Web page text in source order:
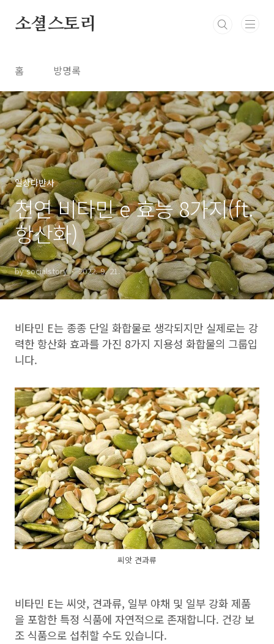
소셜스토리
홈 방명록
일상다반사
천연 비타민 e 효능 8가지(ft.
항산화)
by socialstory 2022. 9. 21.
비타민 E는 종종 단일 화합물로 생각되지만 실제로는 강
력한 항산화 효과를 가진 8가지 지용성 화합물의 그룹입
니다.
씨앗 견과류
비타민 E는 씨앗, 견과류, 일부 야채 및 일부 강화 제품
을 포함한 특정 식품에 자연적으로 존재합니다. 건강 보
조 식품으로 섭취할 수도 있습니다.